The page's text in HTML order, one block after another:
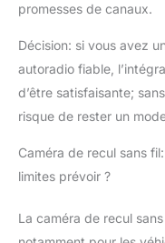
promesses de canaux.
Décision: si vous avez
autoradio fiable,
d’être satisfaisante;
risque de rester un
Caméra de recul sans
limites prévoir ?
La caméra de recul